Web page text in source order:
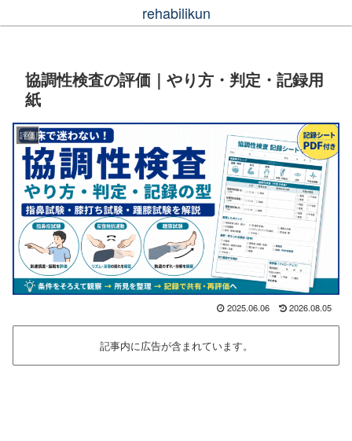
rehabilikun
協調性検査の評価｜やり方・判定・記録用
紙
評価
2025.06.06 2026.08.05
記事内に広告が含まれています。